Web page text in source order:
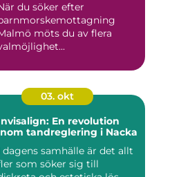
du söker efter
möts du av flera
03. okt
En revolution
tandreglering i Nacka
dagens samhälle är det allt
som söker sig till